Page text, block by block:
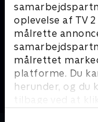
oplevelse af TV
målrette
målrettet
platforme. Du
herunder, og
tilbage ved at
Vinter-OL - Det
Skisport